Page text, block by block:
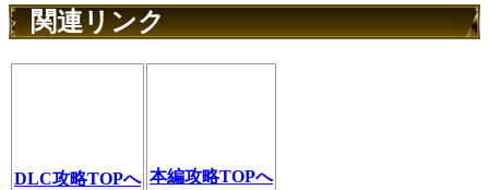
関連リンク
DLC攻略TOPへ 本編攻略TOPへ